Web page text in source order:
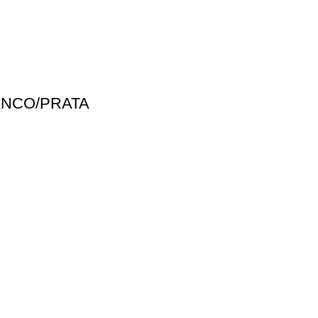
PRATA